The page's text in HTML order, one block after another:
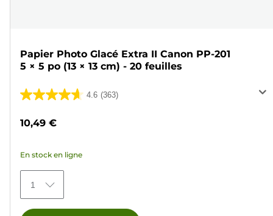
Papier Photo Glacé Extra II Canon PP-201
5 × 5 po (13 × 13 cm) - 20 feuilles
4.6 (363)
4.6
363
avis
10,49 €
En stock en ligne
1